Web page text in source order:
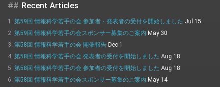
Recent Articles
第59回 情報科学若手の会 参加者・発表者の受付を開始しました Jul 15
第59回 情報科学若手の会スポンサー募集のご案内 May 30
第58回 情報科学若手の会 開催報告 Dec 1
第58回 情報科学若手の会 発表者の受付を開始しました Aug 18
第58回 情報科学若手の会 参加者の受付を開始しました Aug 18
第58回 情報科学若手の会スポンサー募集のご案内 May 14